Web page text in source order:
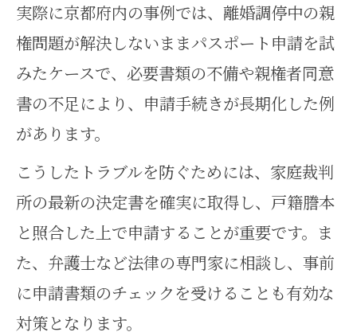
書類を用意する方法
本人確認書類2点の具体的な選び方
親権確認や家事事件に有効な本人
本人確認書類2点をスムーズに集め
るためのコツ
家事事件発生時の円滑なパスポート申
請術
家事事件発生時も安心の親権確認
実際に京都府内の事例では、離婚調停中の親
権問題が解決しないままパスポート申請を試
みたケースで、必要書類の不備や親権者同意
書の不足により、申請手続きが長期化した例
があります。
こうしたトラブルを防ぐためには、家庭裁判
所の最新の決定書を確実に取得し、戸籍謄本
と照合した上で申請することが重要です。ま
た、弁護士など法律の専門家に相談し、事前
に申請書類のチェックを受けることも有効な
対策となります。